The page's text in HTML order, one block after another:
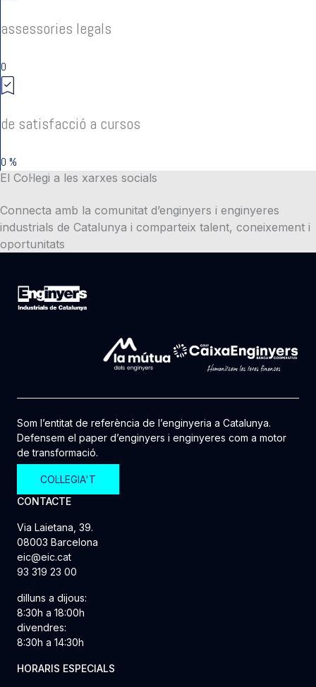
assessories legals
0
de satisfacció a cursos
0 %
El Col·legi a les xarxes socials
Connecta amb la comunitat d’enginyers i enginyeres
industrials de Catalunya i comparteix talent, coneixement i
oportunitats
Som l’entitat de referència de l’enginyeria a Catalunya.
Defensem el paper d’enginyers i enginyeres com a motor
de transformació.
COL·LEGIA'T
CONTACTE
Via Laietana, 39.
08003 Barcelona
eic@eic.cat
93 319 23 00
dilluns a dijous:
8:30h a 18:00h
divendres:
8:30h a 14:30h
HORARIS ESPECIALS